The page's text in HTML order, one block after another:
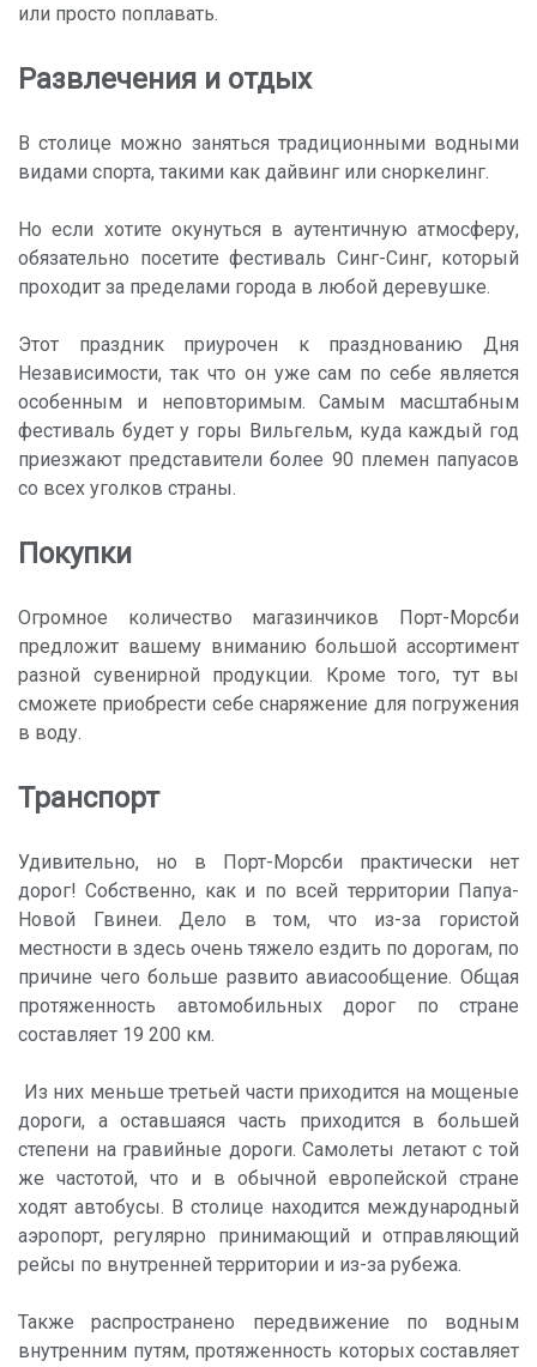
или просто поплавать.
Развлечения и отдых
В столице можно заняться традиционными водными
видами спорта, такими как дайвинг или сноркелинг.
Но если хотите окунуться в аутентичную атмосферу,
обязательно посетите фестиваль Синг-Синг, который
проходит за пределами города в любой деревушке.
Этот праздник приурочен к празднованию Дня
Независимости, так что он уже сам по себе является
особенным и неповторимым. Самым масштабным
фестиваль будет у горы Вильгельм, куда каждый год
приезжают представители более 90 племен папуасов
со всех уголков страны.
Покупки
Огромное количество магазинчиков Порт-Морсби
предложит вашему вниманию большой ассортимент
разной сувенирной продукции. Кроме того, тут вы
сможете приобрести себе снаряжение для погружения
в воду.
Транспорт
Удивительно, но в Порт-Морсби практически нет
дорог! Собственно, как и по всей территории Папуа-
Новой Гвинеи. Дело в том, что из-за гористой
местности в здесь очень тяжело ездить по дорогам, по
причине чего больше развито авиасообщение. Общая
протяженность автомобильных дорог по стране
составляет 19 200 км.
Из них меньше третьей части приходится на мощеные
дороги, а оставшаяся часть приходится в большей
степени на гравийные дороги. Самолеты летают с той
же частотой, что и в обычной европейской стране
ходят автобусы. В столице находится международный
аэропорт, регулярно принимающий и отправляющий
рейсы по внутренней территории и из-за рубежа.
Также распространено передвижение по водным
внутренним путям, протяженность которых составляет